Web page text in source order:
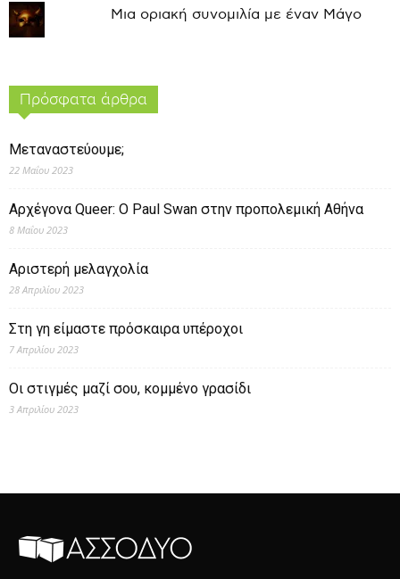
Μια οριακή συνομιλία με έναν Μάγο
Πρόσφατα άρθρα
Μεταναστεύουμε;
22 Μαΐου 2023
Αρχέγονα Queer: O Paul Swan στην προπολεμική Αθήνα
8 Μαΐου 2023
Αριστερή μελαγχολία
28 Απριλίου 2023
Στη γη είμαστε πρόσκαιρα υπέροχοι
7 Απριλίου 2023
Οι στιγμές μαζί σου, κομμένο γρασίδι
3 Απριλίου 2023